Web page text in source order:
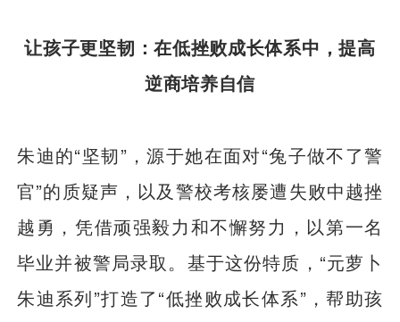
让孩子更坚韧：在低挫败成长体系中，提高
逆商培养自信
朱迪的“坚韧”，源于她在面对“兔子做不了警
官”的质疑声，以及警校考核屡遭失败中越挫
越勇，凭借顽强毅力和不懈努力，以第一名
毕业并被警局录取。基于这份特质，“元萝卜
朱迪系列”打造了“低挫败成长体系”，帮助孩